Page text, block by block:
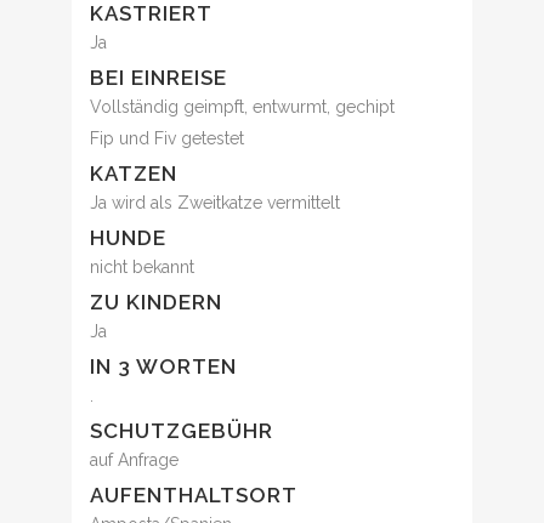
KASTRIERT
Ja
BEI EINREISE
Vollständig geimpft, entwurmt, gechipt
Fip und Fiv getestet
KATZEN
Ja wird als Zweitkatze vermittelt
HUNDE
nicht bekannt
ZU KINDERN
Ja
IN 3 WORTEN
.
SCHUTZGEBÜHR
auf Anfrage
AUFENTHALTSORT